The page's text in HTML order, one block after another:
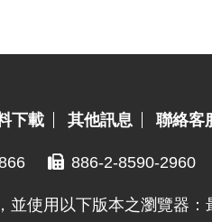
下載 其他訊息 聯絡客
886-2-8590-2960
並使用以下版本之瀏覽器